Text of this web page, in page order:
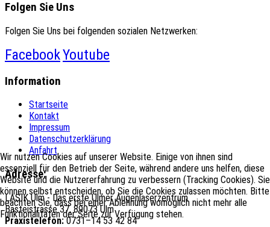
Folgen Sie Uns
Folgen Sie Uns bei folgenden sozialen Netzwerken:
FacebookYoutube
Information
Startseite
Kontakt
Impressum
Datenschutzerklärung
Anfahrt
Adresse:
LASIK Ulm - Das erste Ulmer Augenlaserzentrum
Basteistrasse 37, 89073 Ulm
Praxistelefon:0731–14 53 42 84
Wir nutzen Cookies auf unserer Website. Einige von ihnen sind
essenziell für den Betrieb der Seite, während andere uns helfen, diese
Website und die Nutzererfahrung zu verbessern (Tracking Cookies). Sie
können selbst entscheiden, ob Sie die Cookies zulassen möchten. Bitte
beachten Sie, dass bei einer Ablehnung womöglich nicht mehr alle
Funktionalitäten der Seite zur Verfügung stehen.